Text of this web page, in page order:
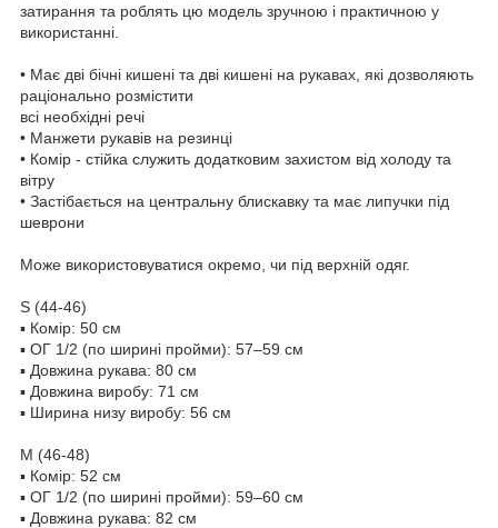
затирання та роблять цю модель зручною і практичною у
використанні.
• Має дві бічні кишені та дві кишені на рукавах, які дозволяють
раціонально розмістити
всі необхідні речі
• Манжети рукавів на резинці
• Комір - стійка служить додатковим захистом від холоду та
вітру
• Застібається на центральну блискавку та має липучки під
шеврони
Може використовуватися окремо, чи під верхній одяг.
S (44-46)
▪ Комір: 50 см
▪ ОГ 1/2 (по ширині пройми): 57–59 см
▪ Довжина рукава: 80 см
▪ Довжина виробу: 71 см
▪ Ширина низу виробу: 56 см
M (46-48)
▪ Комір: 52 см
▪ ОГ 1/2 (по ширині пройми): 59–60 см
▪ Довжина рукава: 82 см